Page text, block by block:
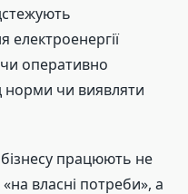
оперативно
норми чи виявляти
бізнесу працюють не
власні потреби», а